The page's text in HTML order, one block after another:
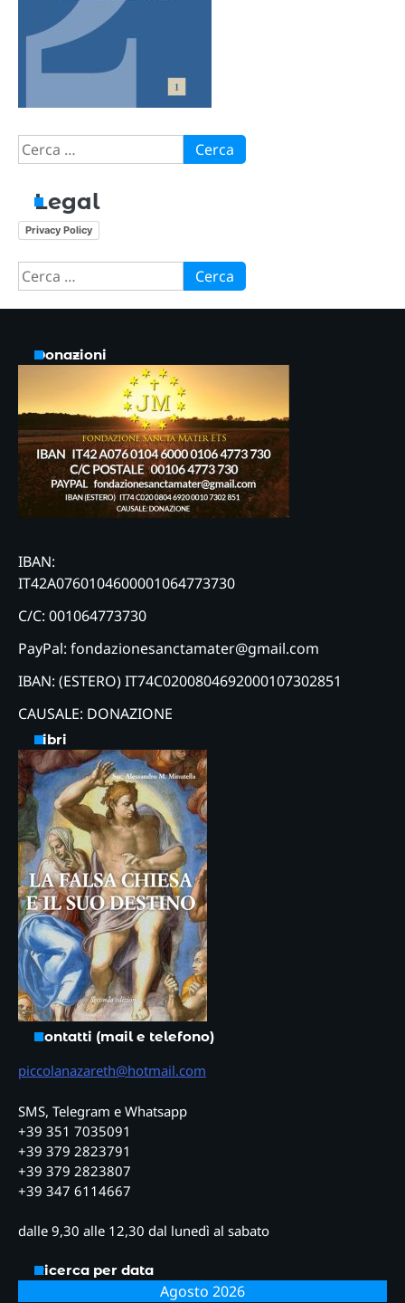
Ricerca
per:
Legal
Privacy Policy
Ricerca
per:
Donazioni
IBAN:
IT42A0760104600001064773730
C/C: 001064773730
PayPal: fondazionesanctamater@gmail.com
IBAN: (ESTERO) IT74C0200804692000107302851
CAUSALE: DONAZIONE
Libri
Contatti (mail e telefono)
piccolanazareth@hotmail.com
SMS, Telegram e Whatsapp
+39 351 7035091
+39 379 2823791
+39 379 2823807
+39 347 6114667
dalle 9,30 alle 12,30 dal lunedì al sabato
Ricerca per data
Agosto 2026